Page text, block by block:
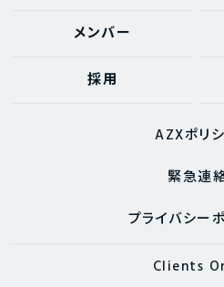
メンバー
採用
AZXポリ
緊急連
プライバシー
Clients